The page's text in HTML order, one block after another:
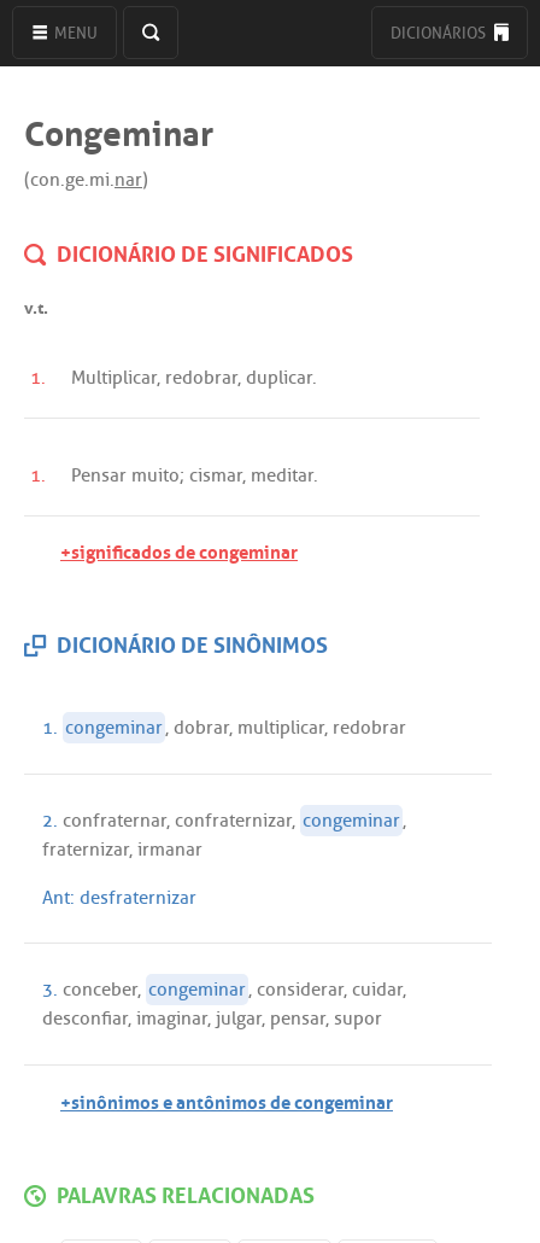
MENU DICIONÁRIOS
Congeminar
(con.ge.mi.nar)
DICIONÁRIO DE SIGNIFICADOS
v.t.
1. Multiplicar, redobrar, duplicar.
1. Pensar muito; cismar, meditar.
+significados de congeminar
DICIONÁRIO DE SINÔNIMOS
1. congeminar, dobrar, multiplicar, redobrar
2. confraternar, confraternizar, congeminar,
fraternizar, irmanar
Ant: desfraternizar
3. conceber, congeminar, considerar, cuidar,
desconfiar, imaginar, julgar, pensar, supor
+sinônimos e antônimos de congeminar
PALAVRAS RELACIONADAS